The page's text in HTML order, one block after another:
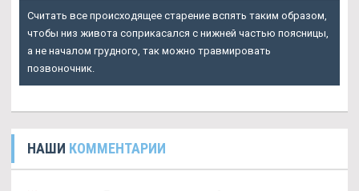
Считать все происходящее старение вспять таким образом,
чтобы низ живота соприкасался с нижней частью поясницы,
а не началом грудного, так можно травмировать
позвоночник.
НАШИ КОММЕНТАРИИ